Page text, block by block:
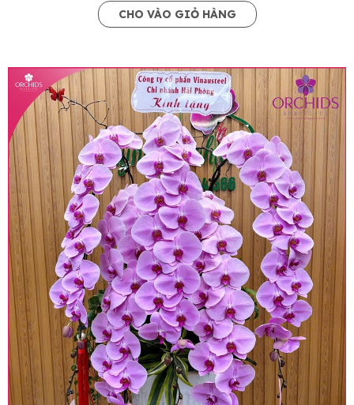
• Giá trên website chưa bao gồm thuế giá trị gia
• Giá trên được miễn ship giao trong nội thành,
miễn phí in thiệp - banner theo yêu cầu khách
hàng.
• Beautiful Orchids liên kết với các cửa hàng
trên toàn quốc để phục vụ giao hoa tận nơi, mỗi
khu vực sẽ có mức giá khác nhau (tùy vào chi
phí mặt bằng, nguyên vật liệu,..) nên giá có thể sẽ
thay đổi so với giá niêm yết trên website. Khách
hàng ở Tỉnh thành khác vui lòng chủ động hỏi lại
giá trước khi đặt hàng, shop sẽ chủ động báo giá
chính xác khi có địa chỉ giao hàng cụ thể.
CHO VÀO GIỎ HÀNG